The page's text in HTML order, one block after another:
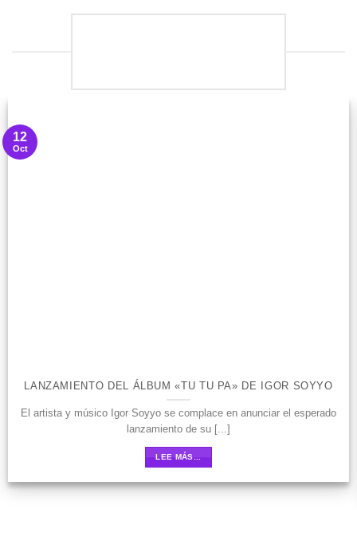
LANZAMIENTO DEL ÁLBUM «TU TU PA» DE IGOR SOYYO
El artista y músico Igor Soyyo se complace en anunciar el esperado
lanzamiento de su [...]
LEE MÁS...
12
Oct